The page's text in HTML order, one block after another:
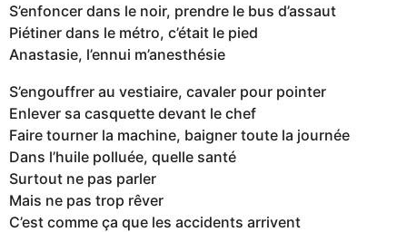
S’enfoncer dans le noir, prendre le bus d’assaut
Piétiner dans le métro, c’était le pied
Anastasie, l’ennui m’anesthésie
S’engouffrer au vestiaire, cavaler pour pointer
Enlever sa casquette devant le chef
Faire tourner la machine, baigner toute la journée
Dans l’huile polluée, quelle santé
Surtout ne pas parler
Mais ne pas trop rêver
C’est comme ça que les accidents arrivent